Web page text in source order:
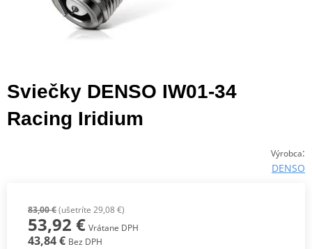
Sviečky DENSO IW01-34
Racing Iridium
Výrobca:
DENSO
83,00 €(ušetríte 29,08 €)
53,92 € Vrátane DPH
43,84 € Bez DPH